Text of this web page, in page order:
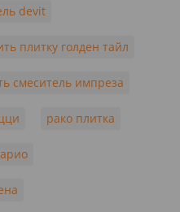
devit
плитку голден тайл
смеситель импреза
рако плитка